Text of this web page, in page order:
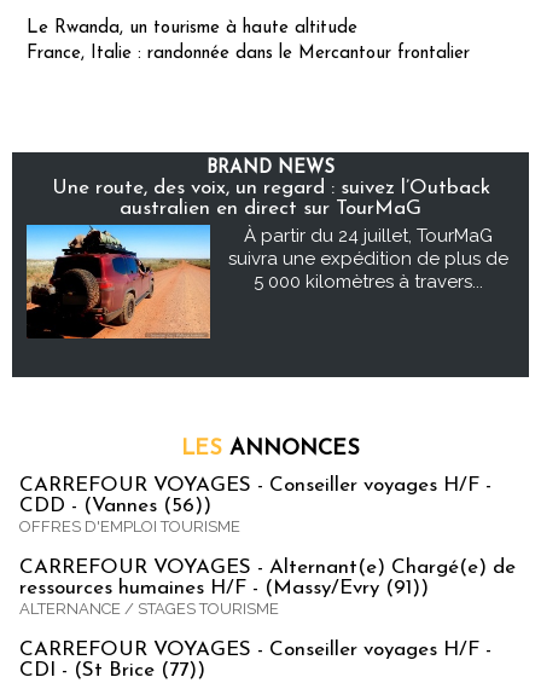
Le Rwanda, un tourisme à haute altitude
France, Italie : randonnée dans le Mercantour frontalier
BRAND NEWS
Une route, des voix, un regard : suivez l’Outback
australien en direct sur TourMaG
À partir du 24 juillet, TourMaG
suivra une expédition de plus de
5 000 kilomètres à travers...
LES ANNONCES
CARREFOUR VOYAGES - Conseiller voyages H/F -
CDD - (Vannes (56))
OFFRES D'EMPLOI TOURISME
CARREFOUR VOYAGES - Alternant(e) Chargé(e) de
ressources humaines H/F - (Massy/Evry (91))
ALTERNANCE / STAGES TOURISME
CARREFOUR VOYAGES - Conseiller voyages H/F -
CDI - (St Brice (77))